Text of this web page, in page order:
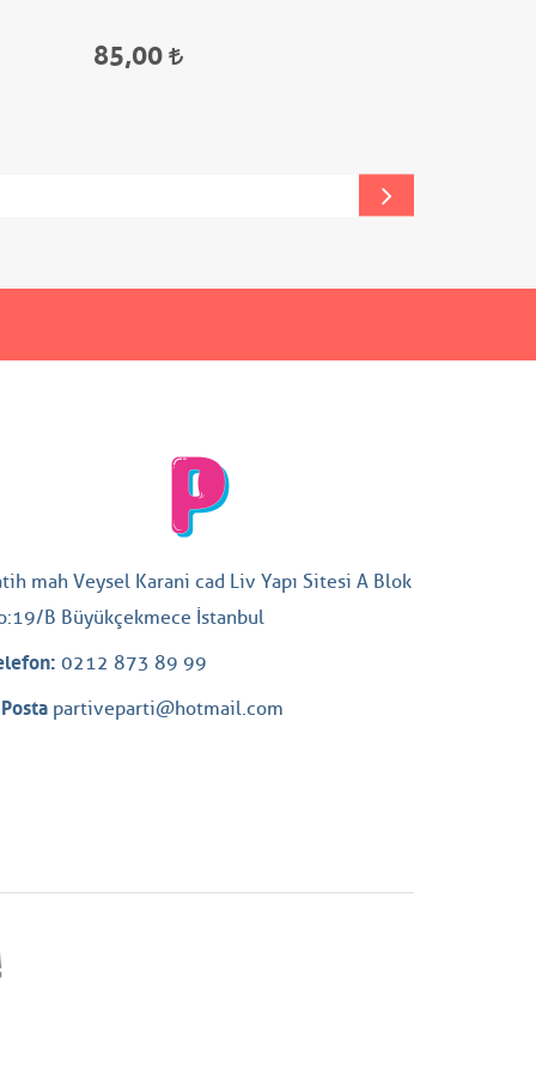
85,00
mah Veysel Karani cad Liv Yapı Sitesi A Blok
B Büyükçekmece İstanbul
0212 873 89 99
partiveparti@hotmail.com